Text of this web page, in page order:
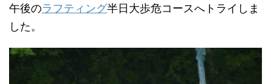
午後のラフティング半日大歩危コースへトライしま
した。